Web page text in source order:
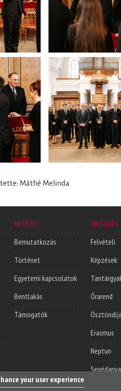
Máthé Melinda
INTÉZET
Bemutatkozás
Történet
Egyetemi kapcsolatok
Bentlakás
Támogatók
OKTATÁS
Felvételi
Képzések
Órarend
Erasmus
Neptun
your user experience